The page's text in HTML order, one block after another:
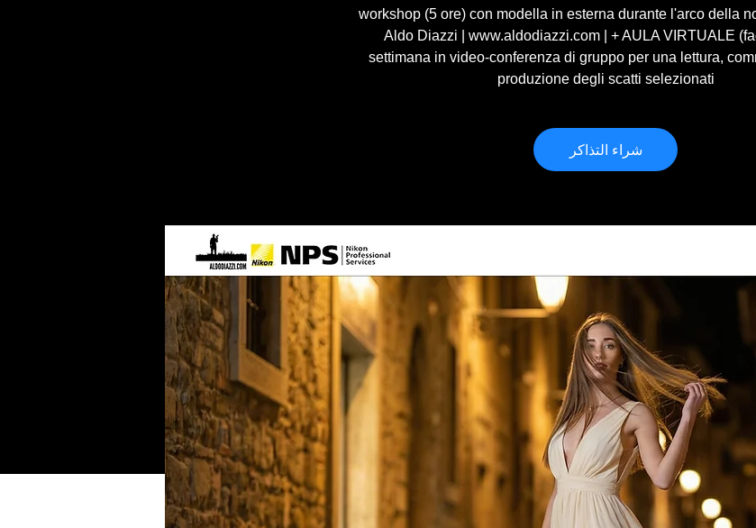
workshop (5 ore) con modella in esterna durante l'arco della
Aldo Diazzi | www.aldodiazzi.com | + AULA VIRTUALE
settimana in video-conferenza di gruppo per una lettura,
produzione degli scatti selezionati
شراء التذاكر